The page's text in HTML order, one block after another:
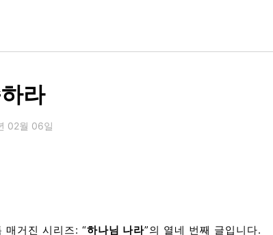
라
02월 06일
매거진 시리즈: “하나님 나라”의 열네 번째 글입니다.